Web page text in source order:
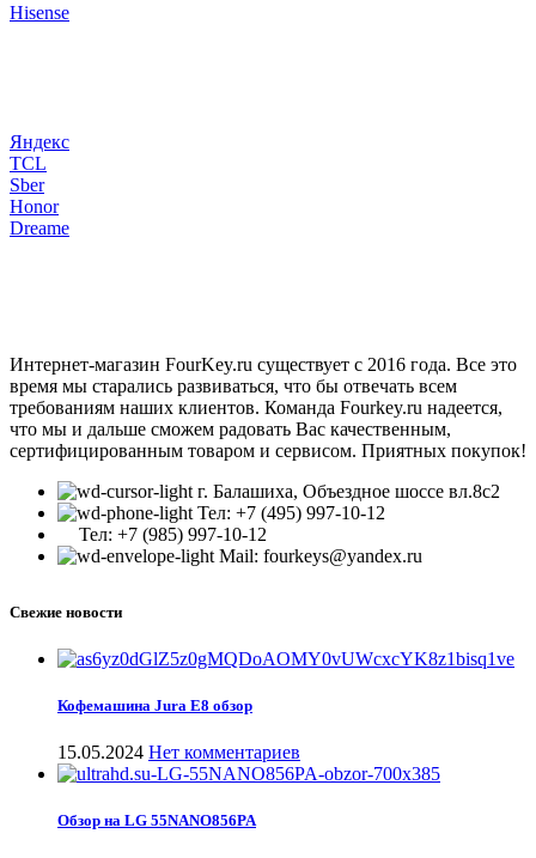
Hisense
Яндекс
TCL
Sber
Honor
Dreame
Интернет-магазин FourKey.ru существует с 2016 года. Все это
время мы старались развиваться, что бы отвечать всем
требованиям наших клиентов. Команда Fourkey.ru надеется,
что мы и дальше сможем радовать Вас качественным,
сертифицированным товаром и сервисом. Приятных покупок!
г. Балашиха, Объездное шоссе вл.8c2
Тел: +7 (495) 997-10-12
Тел: +7 (985) 997-10-12
Mail: fourkeys@yandex.ru
Свежие новости
Кофемашина Jura E8 обзор
15.05.2024 Нет комментариев
Обзор на LG 55NANO856PA